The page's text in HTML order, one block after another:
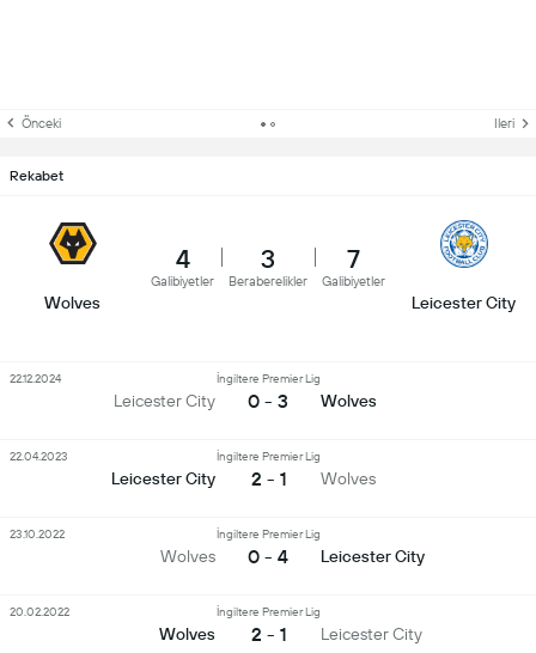
Önceki Ileri
Rekabet
Wolves
4
Galibiyetler
3
Beraberelikler
7
Galibiyetler
Leicester City
Leicester City
İngiltere Premier Lig
0 - 3 Wolves
22.12.2024
Leicester City
İngiltere Premier Lig
2 - 1 Wolves
22.04.2023
Wolves
İngiltere Premier Lig
0 - 4 Leicester City
23.10.2022
Wolves
İngiltere Premier Lig
2 - 1 Leicester City
20.02.2022